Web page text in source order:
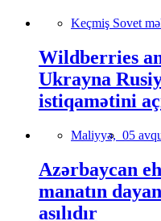
Keçmiş Sovet
Wildberries
Ukrayna
istiqamətini
Maliyyə, 05
Azərbaycan
manatın
asılıdır